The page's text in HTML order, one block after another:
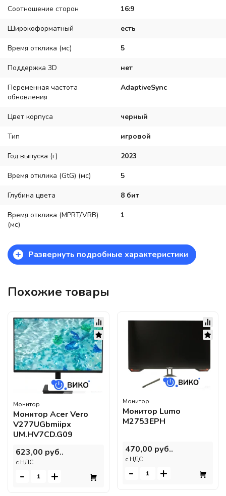
Соотношение сторон 16:9
Широкоформатный есть
Время отклика (мс) 5
Поддержка 3D нет
Переменная частота
обновления
AdaptiveSync
Цвет корпуса черный
Тип игровой
Год выпуска (г) 2023
Время отклика (GtG) (мс) 5
Глубина цвета 8 бит
Время отклика (MPRT/VRB)
(мс)
1
+ Развернуть подробные характеристики
Похожие товары
Монитор
Монитор Acer Vero
V277UGbmiipx
UM.HV7CD.G09
623,00 руб..
c НДС
- +
Монитор
Монитор Lumo
M2753EPH
470,00 руб..
c НДС
- +